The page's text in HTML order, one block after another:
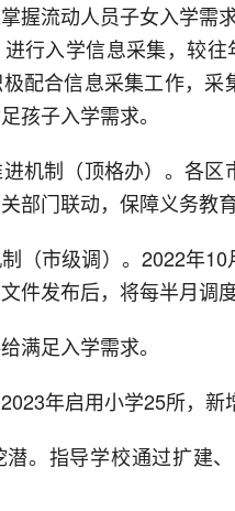
握流动人员子女入学需
行入学信息采集，较
配合信息采集工作，
孩子入学需求。
机制（顶格办）。各
部门联动，保障义务教
（市级调）。2022年
件发布后，将每半月调度
满足入学需求。
年启用小学25所，新
。指导学校通过扩建